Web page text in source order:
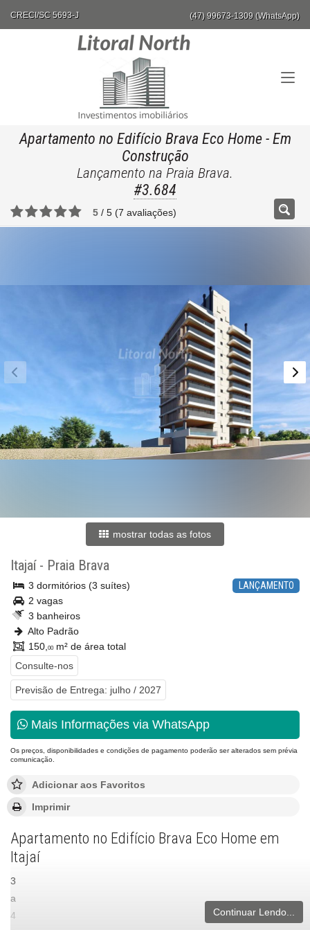
CRECI/SC 5693-J (47) 99673-1309 (WhatsApp)
Apartamento no Edifício Brava Eco Home- Em
Construção
Lançamento na Praia Brava.
#3.684
5 / 5 (7 avaliações)
mostrar todas as fotos
Itajaí- Praia Brava
LANÇAMENTO
3 dormitórios (3 suítes)
2 vagas
3 banheiros
Alto Padrão
150, 00m² de área total
Consulte-nos
Previsão de Entrega: julho / 2027
Mais Informações via WhatsApp
Os preços, disponibilidades e condições de pagamento poderão ser alterados sem prévia
comunicação.
Adicionar aos Favoritos
Imprimir
Apartamento no Edifício Brava Eco Home em
Itajaí
3
a
4
Continuar Lendo...